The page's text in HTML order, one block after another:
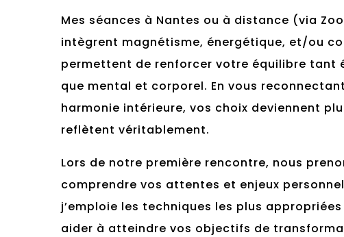
Mes séances à Nantes ou à distance (via
intègrent magnétisme, énergétique, et/ou
permettent de renforcer votre équilibre tant
que mental et corporel. En vous
harmonie intérieure, vos choix deviennent
reflètent véritablement.
Lors de notre première rencontre, nous
comprendre vos attentes et enjeux
j’emploie les techniques les plus
aider à atteindre vos objectifs de